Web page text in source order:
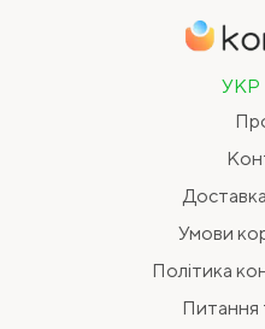
УКР
Умови
Політика
Питання